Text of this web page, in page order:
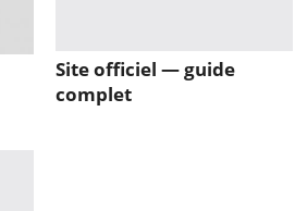
Site officiel — guide
complet